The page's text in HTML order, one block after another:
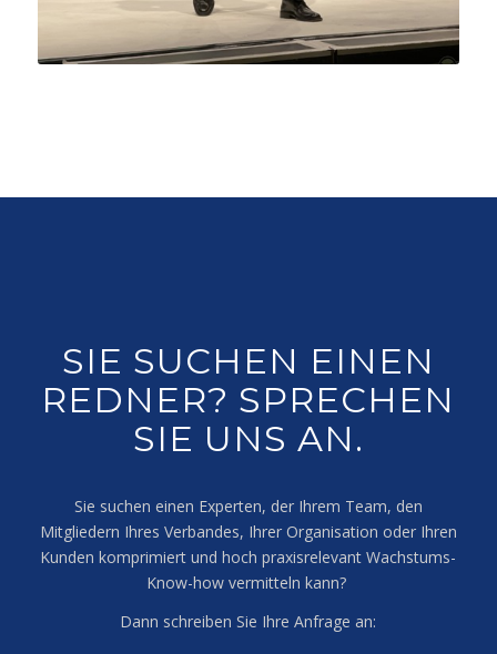
SIE SUCHEN EINEN
REDNER? SPRECHEN
SIE UNS AN.
Sie suchen einen Experten, der Ihrem Team, den
Mitgliedern Ihres Verbandes, Ihrer Organisation oder Ihren
Kunden komprimiert und hoch praxisrelevant Wachstums-
Know-how vermitteln kann?
Dann schreiben Sie Ihre Anfrage an: